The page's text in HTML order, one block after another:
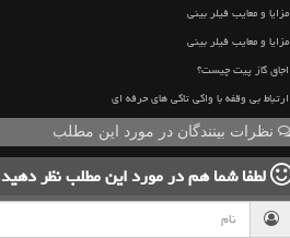
مزایا و معایب فیلر بینی
مزایا و معایب فیلر بینی
اجاق گاز پیت چیست؟
ارتباط بی وقفه با واکی تاکی های حرفه ای
نظرات بینندگان در مورد این مطلب
لطفا شما همدر مورد این مطلبنظر دهید